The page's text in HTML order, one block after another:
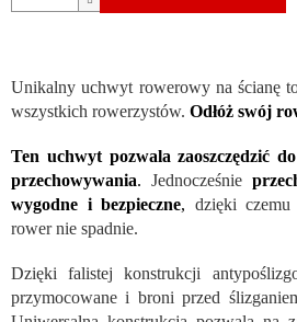
Unikalny uchwyt rowerowy na ścianę
wszystkich rowerzystów. Odłóż swój
Ten uchwyt pozwala zaoszczędzić
przechowywania. Jednocześnie
wygodne i bezpieczne, dzięki
rower nie spadnie.
Dzięki falistej konstrukcji
przymocowane i broni przed